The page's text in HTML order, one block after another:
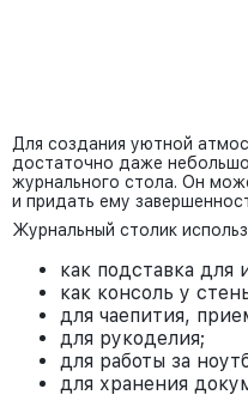
Для создания уютной
достаточно даже
журнального стола. Он
и придать ему
Журнальный столик
как подставка
как консоль у
для чаепития,
для рукоделия;
для работы за
для хранения